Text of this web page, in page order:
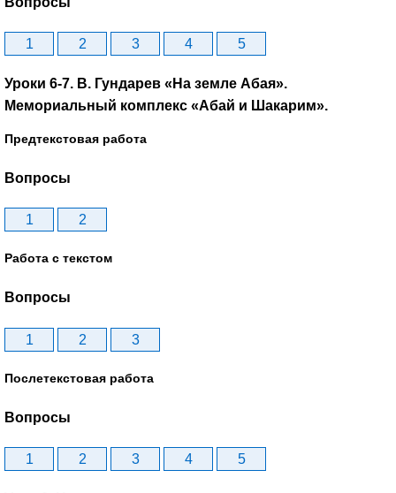
1 2 3 4 5
Уроки 6-7. В. Гундарев «На земле Абая».
Мемориальный комплекс «Абай и Шакарим».
Предтекстовая работа
Вопросы
1 2
Работа с текстом
Вопросы
1 2 3
Послетекстовая работа
Вопросы
1 2 3 4 5